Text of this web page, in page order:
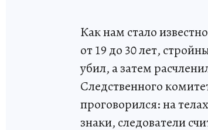
Как нам стало
от 19 до 30 лет,
убил, а затем
Следственного
проговорился: на
знаки, следователи